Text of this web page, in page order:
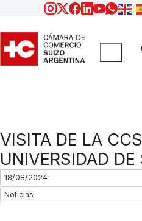
VISITA DE LA
UNIVERSIDAD
18/08/2024
Noticias